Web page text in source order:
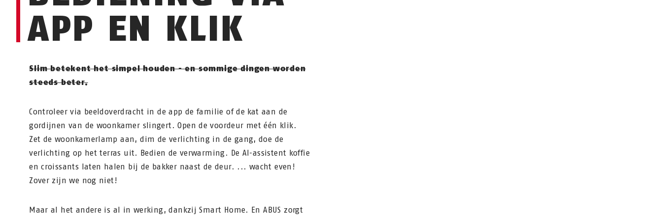
APP EN KLIK
Slim betekent het simpel houden - en sommige dingen worden
steeds beter.
Controleer via beeldoverdracht in de app de familie of de kat aan de
gordijnen van de woonkamer slingert. Open de voordeur met één klik.
Zet de woonkamerlamp aan, dim de verlichting in de gang, doe de
verlichting op het terras uit. Bedien de verwarming. De AI-assistent koffie
en croissants laten halen bij de bakker naast de deur. ... wacht even!
Zover zijn we nog niet!
Maar al het andere is al in werking, dankzij Smart Home. En ABUS zorgt